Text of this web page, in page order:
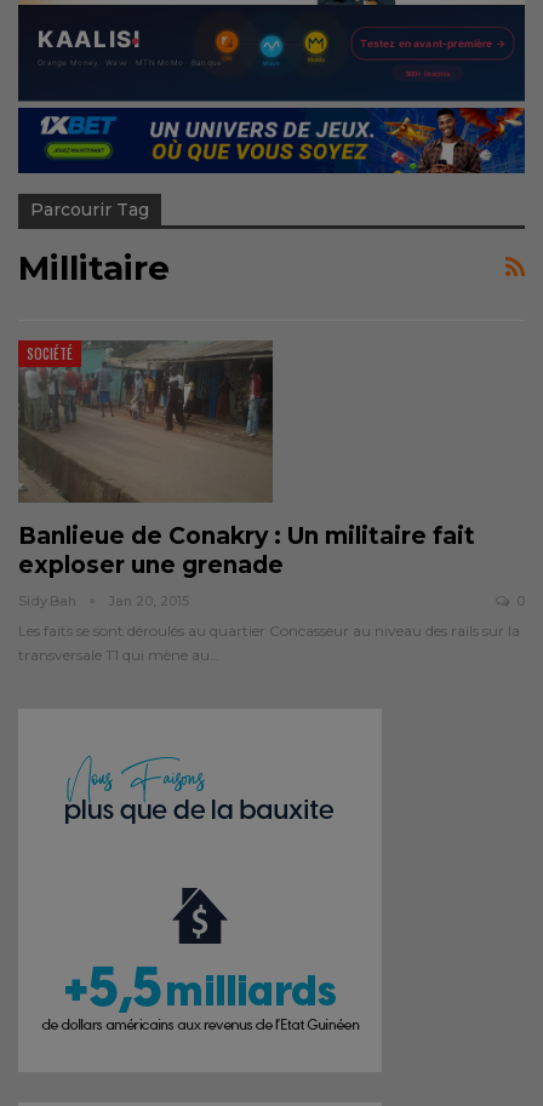
Parcourir Tag
Millitaire
SOCIÉTÉ
Banlieue de Conakry : Un militaire fait
exploser une grenade
Sidy.bah Jan 20, 2015 0
Les faits se sont déroulés au quartier Concasseur au niveau des rails sur la
transversale T1 qui mène au…